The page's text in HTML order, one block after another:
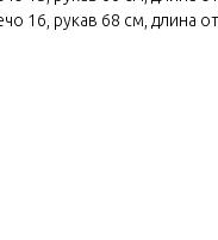
16, рукав 68 см, длина